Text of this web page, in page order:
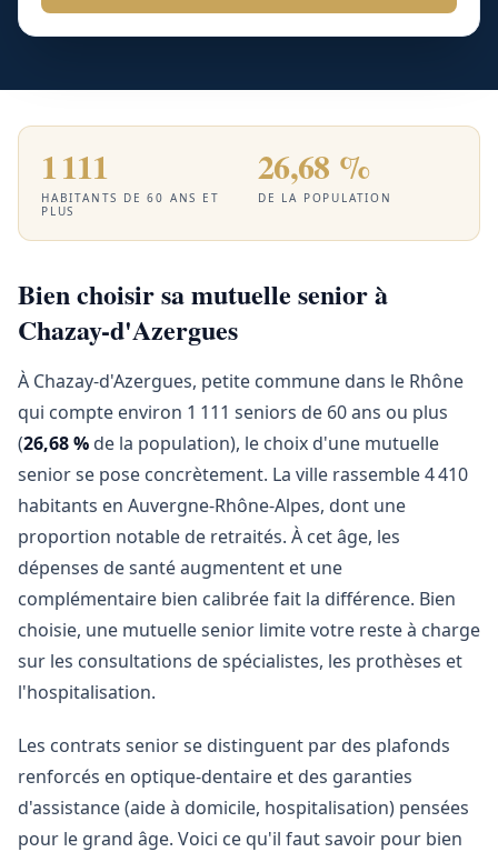
1 111
HABITANTS DE 60 ANS ET
PLUS
26,68 %
DE LA POPULATION
Bien choisir sa mutuelle senior à
Chazay-d'Azergues
À Chazay-d'Azergues, petite commune dans le Rhône
qui compte environ 1 111 seniors de 60 ans ou plus
(26,68 % de la population), le choix d'une mutuelle
senior se pose concrètement. La ville rassemble 4 410
habitants en Auvergne-Rhône-Alpes, dont une
proportion notable de retraités. À cet âge, les
dépenses de santé augmentent et une
complémentaire bien calibrée fait la différence. Bien
choisie, une mutuelle senior limite votre reste à charge
sur les consultations de spécialistes, les prothèses et
l'hospitalisation.
Les contrats senior se distinguent par des plafonds
renforcés en optique-dentaire et des garanties
d'assistance (aide à domicile, hospitalisation) pensées
pour le grand âge. Voici ce qu'il faut savoir pour bien